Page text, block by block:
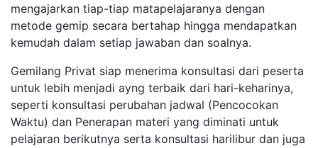
mengajarkan tiap-tiap matapelajaranya dengan
metode gemip secara bertahap hingga mendapatkan
kemudah dalam setiap jawaban dan soalnya.
Gemilang Privat siap menerima konsultasi dari peserta
untuk lebih menjadi ayng terbaik dari hari-keharinya,
seperti konsultasi perubahan jadwal (Pencocokan
Waktu) dan Penerapan materi yang diminati untuk
pelajaran berikutnya serta konsultasi harilibur dan juga